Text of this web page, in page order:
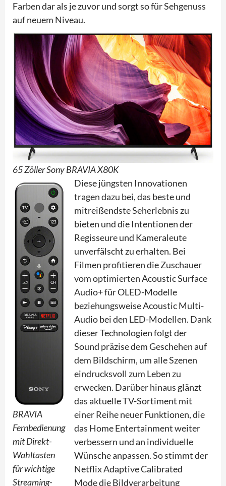
Farben dar als je zuvor und sorgt so für Sehgenuss
auf neuem Niveau.
65 Zöller Sony BRAVIA X80K
BRAVIA
Fernbedienung
mit Direkt-
Wahltasten
für wichtige
Streaming-
Diese jüngsten Innovationen
tragen dazu bei, das beste und
mitreißendste Seherlebnis zu
bieten und die Intentionen der
Regisseure und Kameraleute
unverfälscht zu erhalten. Bei
Filmen profitieren die Zuschauer
vom optimierten Acoustic Surface
Audio+ für OLED-Modelle
beziehungsweise Acoustic Multi-
Audio bei den LED-Modellen. Dank
dieser Technologien folgt der
Sound präzise dem Geschehen auf
dem Bildschirm, um alle Szenen
eindrucksvoll zum Leben zu
erwecken. Darüber hinaus glänzt
das aktuelle TV-Sortiment mit
einer Reihe neuer Funktionen, die
das Home Entertainment weiter
verbessern und an individuelle
Wünsche anpassen. So stimmt der
Netflix Adaptive Calibrated
Mode die Bildverarbeitung